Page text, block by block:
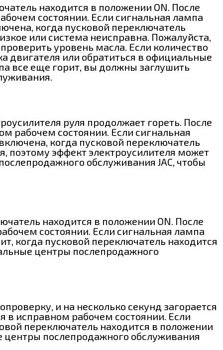
находится в положении ON. После
состоянии. Если сигнальная лампа
когда пусковой переключатель
или система неисправна. Пожалуйста,
уровень масла. Если количество
двигателя или обратиться в официальные
все еще горит, вы должны заглушить
руля продолжает гореть. После
рабочем состоянии. Если сигнальная
когда пусковой переключатель
поэтому эффект электроусилителя может
обслуживания JAC, чтобы
находится в положении ON. После
состоянии. Если сигнальная лампа
когда пусковой переключатель находится
центры послепродажного
и на несколько секунд загорается
в исправном рабочем состоянии. Если
переключатель находится в положении
центры послепродажного обслуживания